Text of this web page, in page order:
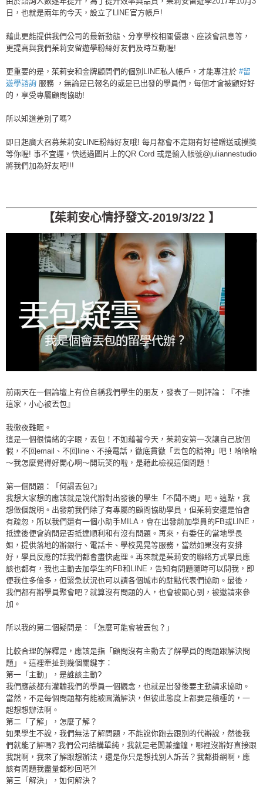
日，也就是兩年的今天，設立了LINE官方帳戶!
藉此更能提供我們公司的最新動態、分享學校相關優惠、座談會訊息等，
更提高與我們茱莉安留遊學粉絲好友們及時互動喔!
更重要的是，茱莉安和金牌顧問們的個別LINE私人帳戶，才能專注於 #留
遊學諮詢 服務 ，無論是已報名的或是已出發的學員們，每個才會被顧好好
的，享受專屬顧問協助!
所以知道差別了嗎?
即日起廣大召募茱莉安LINE粉絲好友哦! 每月都會不定期有好禮贈送或摸獎
等你喔! 事不宜遲，快透過圖片上的QR Cord 或是輸入帳號@juliannestudio
將我們加為好友吧!!!
【茱莉安心情抒發文-2019/3/22 】
前兩天在一個論壇上有位自稱我們學生的朋友，發表了一則評論：『不推
這家，小心被丟包』
我徹夜難眠。
這是一個很情緒的字眼，丟包！不如藉著今天，茱莉安第一次讓自己放個
假，不回email、不回line、不接電話，徹底貫徹「丟包的精神」吧！哈哈哈
～我怎麼覺得好開心啊～開玩笑的啦，是藉此檢視這個問題！
第一個問題：「何謂丟包?」
我想大家想的應該就是說代辦對出發後的學生「不聞不問」吧。這點，我
想做個說明。出發前我們除了有專屬的顧問協助學員，但茱莉安還是怕會
有疏忽，所以我們還有一個小助手MILA，會在出發前加學員的FB或LINE，
抵達後便會詢問是否抵達順利和有沒有問題。再來，有委任的當地學長
姐，提供落地的辦銀行、電話卡、學校晃晃等服務，當然如果沒有安排
好，學員反應的話我們都會盡快處理。再來就是茱莉安的聯絡方式學員應
該也都有，我也主動去加學生的FB和LINE，告知有問題隨時可以問我，即
便我住多倫多，但緊急狀況也可以請各個城市的駐點代表們協助。最後，
我們都有辦學員聚會吧？就算沒有問題的人，也會被關心到，被邀請來參
加。
所以我的第二個疑問是：「怎麼可能會被丟包？」
比較合理的解釋是，應該是指「顧問沒有主動去了解學員的問題跟解決問
題」。這裡牽扯到幾個關鍵字：
第一「主動」，是誰該主動?
我們應該都有灌輸我們的學員一個觀念，也就是出發後要主動請求協助。
當然，不是每個問題都有能被圓滿解決，但彼此態度上都要是積極的，一
起想想辦法啊。
第二「了解」，怎麼了解？
如果學生不說，我們無法了解問題，不能說你跑去跟別的代辦說，然後我
們就能了解嗎? 我們公司結構單純，我就是老闆兼撞鐘，哪裡沒辦好直接跟
我說啊，我來了解跟想辦法，還是你只是想找別人訴苦？我都掛網啊，應
該有問題我盡量都秒回吧?!
第三「解決」，如何解決？